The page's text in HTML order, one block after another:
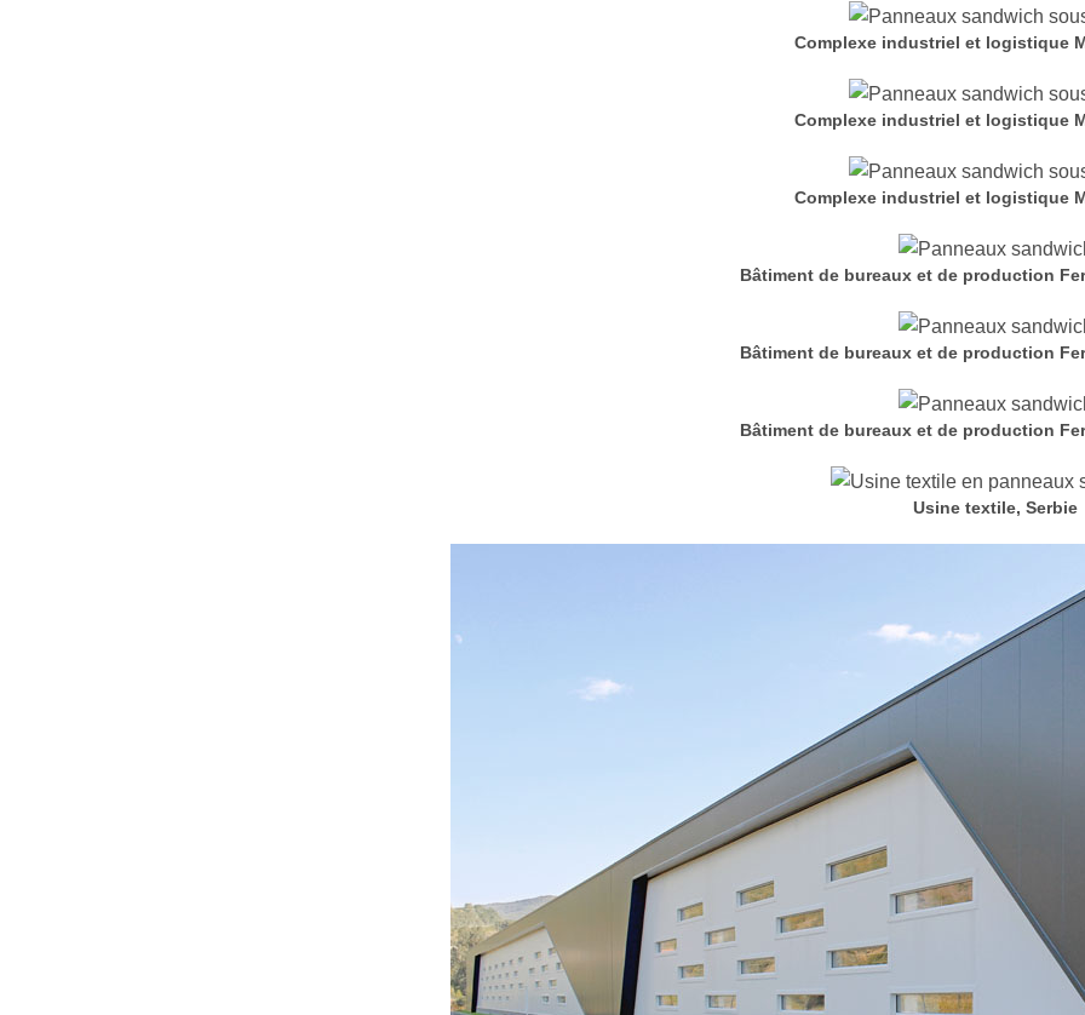
Complexe industriel et logistique
Complexe industriel et logistique
Complexe industriel et logistique
Bâtiment de bureaux et de production
Bâtiment de bureaux et de production
Bâtiment de bureaux et de production
Usine textile, Serbie